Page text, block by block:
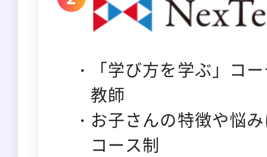
「学び方を学ぶ」コ
教師
お子さんの特徴や悩
コース制